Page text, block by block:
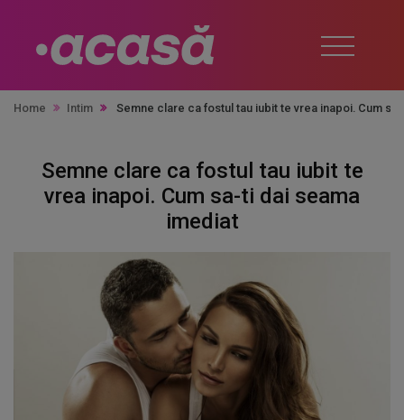
Home Intim Semne clare ca fostul tau iubit te vrea inapoi. Cum
Semne clare ca fostul tau iubit te
vrea inapoi. Cum sa-ti dai seama
imediat